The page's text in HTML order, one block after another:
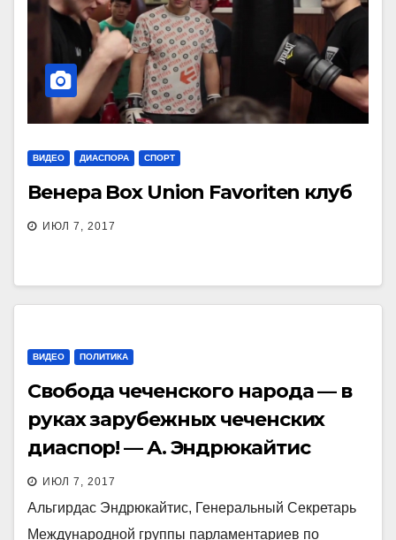
ВИДЕО ДИАСПОРА СПОРТ
Венера Box Union Favoriten клуб
ИЮЛ 7, 2017
ВИДЕО ПОЛИТИКА
Свобода чеченского народа — в
руках зарубежных чеченских
диаспор! — А. Эндрюкайтис
ИЮЛ 7, 2017
Альгирдас Эндрюкайтис, Генеральный Секретарь
Международной группы парламентариев по